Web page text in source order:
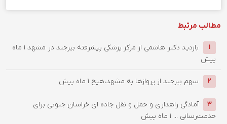
مطالب مرتبط
1 بازدید دکتر هاشمی از مرکز پزشکی پیشرفته بیرجند در مشهد
1 ماه
پیش
2 سهم بیرجند از پروازها به مشهد،هیچ 1 ماه پیش
3
آمادگی راهداری و حمل و نقل جاده ای خراسان جنوبی برای
خدمت‌رسانی ... 1 ماه پیش